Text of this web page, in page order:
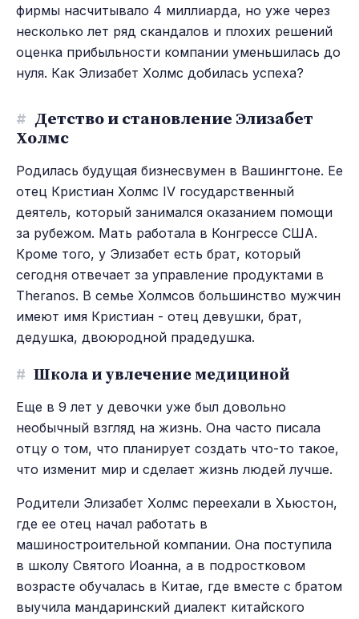
фирмы насчитывало 4 миллиарда, но уже через
несколько лет ряд скандалов и плохих решений
оценка прибыльности компании уменьшилась до
нуля. Как Элизабет Холмс добилась успеха?
# Детство и становление Элизабет
Холмс
Родилась будущая бизнесвумен в Вашингтоне. Ее
отец Кристиан Холмс IV государственный
деятель, который занимался оказанием помощи
за рубежом. Мать работала в Конгрессе США.
Кроме того, у Элизабет есть брат, который
сегодня отвечает за управление продуктами в
Theranos. В семье Холмсов большинство мужчин
имеют имя Кристиан - отец девушки, брат,
дедушка, двоюродной прадедушка.
# Школа и увлечение медициной
Еще в 9 лет у девочки уже был довольно
необычный взгляд на жизнь. Она часто писала
отцу о том, что планирует создать что-то такое,
что изменит мир и сделает жизнь людей лучше.
Родители Элизабет Холмс переехали в Хьюстон,
где ее отец начал работать в
машиностроительной компании. Она поступила
в школу Святого Иоанна, а в подростковом
возрасте обучалась в Китае, где вместе с братом
выучила мандаринский диалект китайского